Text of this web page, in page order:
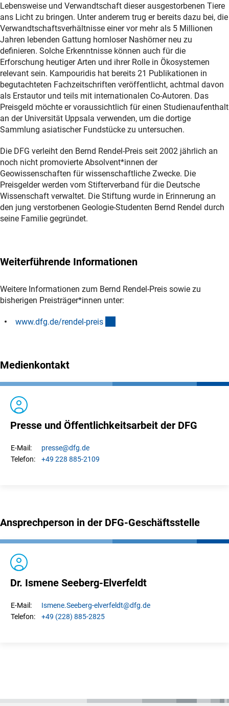
Lebensweise und Verwandtschaft dieser ausgestorbenen Tiere
ans Licht zu bringen. Unter anderem trug er bereits dazu bei, die
Verwandtschaftsverhältnisse einer vor mehr als 5 Millionen
Jahren lebenden Gattung hornloser Nashörner neu zu
definieren. Solche Erkenntnisse können auch für die
Erforschung heutiger Arten und ihrer Rolle in Ökosystemen
relevant sein. Kampouridis hat bereits 21 Publikationen in
begutachteten Fachzeitschriften veröffentlicht, achtmal davon
als Erstautor und teils mit internationalen Co-Autoren. Das
Preisgeld möchte er voraussichtlich für einen Studienaufenthalt
an der Universität Uppsala verwenden, um die dortige
Sammlung asiatischer Fundstücke zu untersuchen.
Die DFG verleiht den Bernd Rendel-Preis seit 2002 jährlich an
noch nicht promovierte Absolvent*innen der
Geowissenschaften für wissenschaftliche Zwecke. Die
Preisgelder werden vom Stifterverband für die Deutsche
Wissenschaft verwaltet. Die Stiftung wurde in Erinnerung an
den jung verstorbenen Geologie-Studenten Bernd Rendel durch
seine Familie gegründet.
Weiterführende Informationen
Weitere Informationen zum Bernd Rendel-Preis sowie zu
bisherigen Preisträger*innen unter:
www.dfg.de/rendel-preis
Medienkontakt
Presse und Öffentlichkeitsarbeit der DFG
E-Mail: presse@dfg.de
Telefon:
+49 228 885-2109
Ansprechperson in der DFG-Geschäftsstelle
Dr. Ismene Seeberg-Elverfeldt
E-Mail: Ismene.Seeberg-elverfeldt@dfg.de
Telefon:
+49 (228) 885-2825